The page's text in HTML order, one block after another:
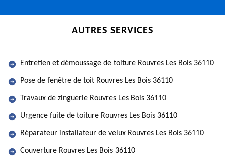
AUTRES SERVICES
Entretien et démoussage de toiture Rouvres Les Bois 36110
Pose de fenêtre de toit Rouvres Les Bois 36110
Travaux de zinguerie Rouvres Les Bois 36110
Urgence fuite de toiture Rouvres Les Bois 36110
Réparateur installateur de velux Rouvres Les Bois 36110
Couverture Rouvres Les Bois 36110